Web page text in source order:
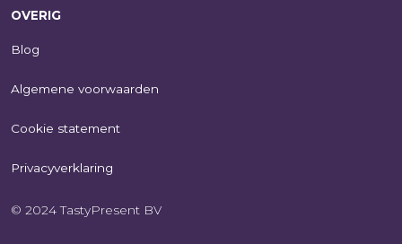
OVERIG
Blog
Algemene voorwaarden
Cookie statement
Privacyverklaring
© 2024 TastyPresent BV